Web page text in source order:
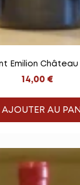
Emilion Château
14,00 €
AJOUTER AU